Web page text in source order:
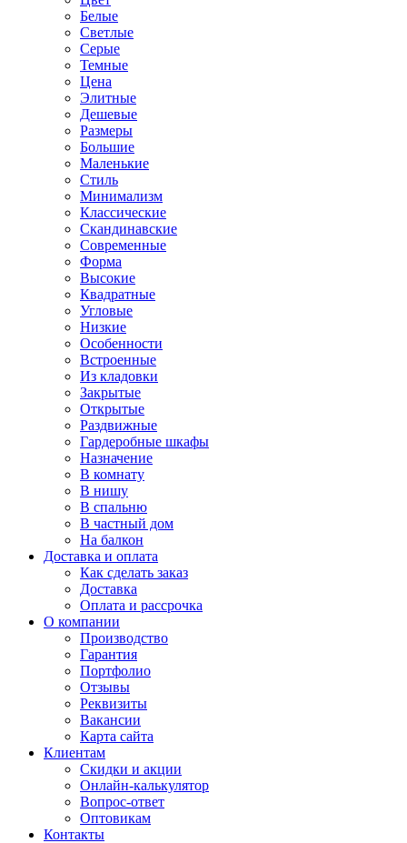
Белые
Светлые
Серые
Темные
Цена
Элитные
Дешевые
Размеры
Большие
Маленькие
Стиль
Минимализм
Классические
Скандинавские
Современные
Форма
Высокие
Квадратные
Угловые
Низкие
Особенности
Встроенные
Из кладовки
Закрытые
Открытые
Раздвижные
Гардеробные шкафы
Назначение
В комнату
В нишу
В спальню
В частный дом
На балкон
Доставка и оплата
Как сделать заказ
Доставка
Оплата и рассрочка
О компании
Производство
Гарантия
Портфолио
Отзывы
Реквизиты
Вакансии
Карта сайта
Клиентам
Скидки и акции
Онлайн-калькулятор
Вопрос-ответ
Оптовикам
Контакты